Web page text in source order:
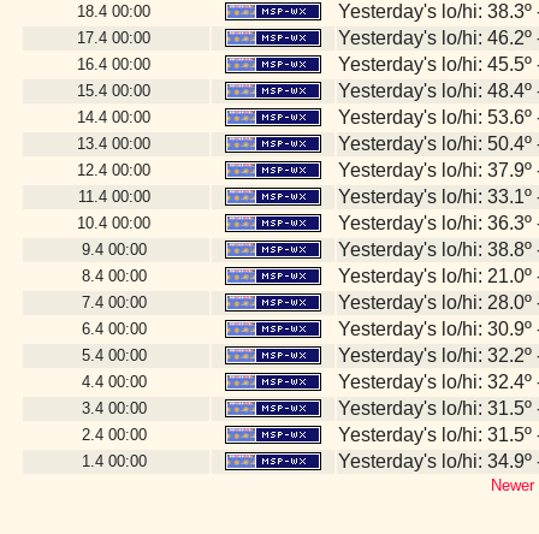
18.4 00:00 Yesterday's lo/hi: 38.3º
17.4 00:00 Yesterday's lo/hi: 46.2º
16.4 00:00 Yesterday's lo/hi: 45.5º
15.4 00:00 Yesterday's lo/hi: 48.4º
14.4 00:00 Yesterday's lo/hi: 53.6º
13.4 00:00 Yesterday's lo/hi: 50.4º
12.4 00:00 Yesterday's lo/hi: 37.9º
11.4 00:00 Yesterday's lo/hi: 33.1º
10.4 00:00 Yesterday's lo/hi: 36.3º
9.4 00:00 Yesterday's lo/hi: 38.8º
8.4 00:00 Yesterday's lo/hi: 21.0º
7.4 00:00 Yesterday's lo/hi: 28.0º
6.4 00:00 Yesterday's lo/hi: 30.9º
5.4 00:00 Yesterday's lo/hi: 32.2º
4.4 00:00 Yesterday's lo/hi: 32.4º
3.4 00:00 Yesterday's lo/hi: 31.5º
2.4 00:00 Yesterday's lo/hi: 31.5º
1.4 00:00 Yesterday's lo/hi: 34.9º